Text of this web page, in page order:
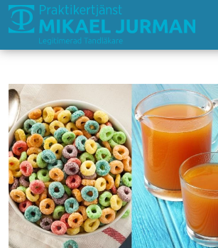
Tillgänglighetsmeny